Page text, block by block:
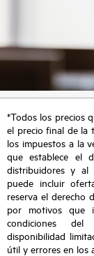
*Todos los precios
el precio final de la
los impuestos a la
que establece el
distribuidores y al
puede incluir
reserva el derecho
por motivos que
condiciones del
disponibilidad
útil y errores en los